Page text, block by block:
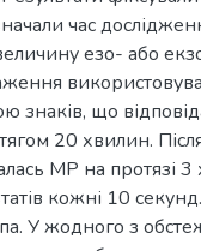
час
езо- або
знаків, що
20 хвилин.
МР на протязі 3
кожні 10 секунд.
У жодного з